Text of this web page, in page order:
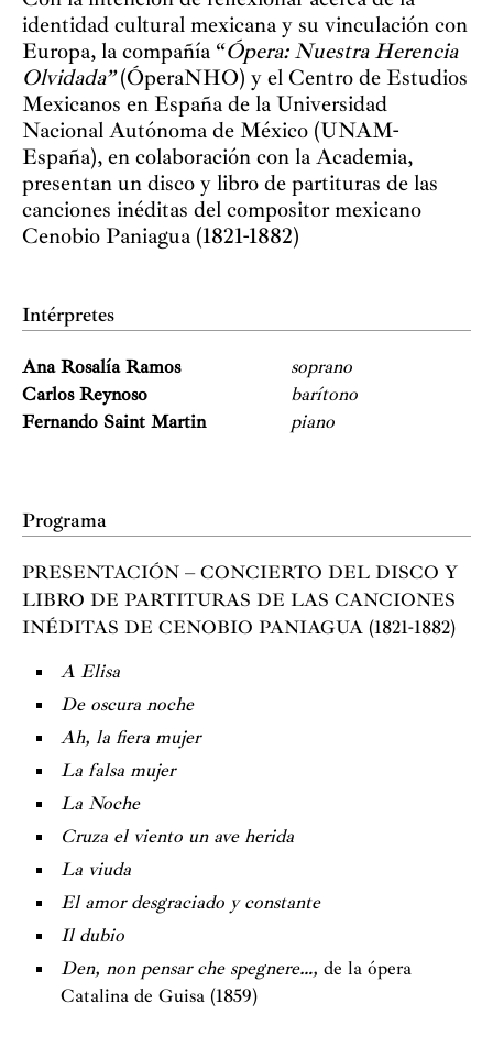
identidad cultural mexicana y su vinculación con
Europa, la compañía “Ópera: Nuestra Herencia
Olvidada”(ÓperaNHO) y el Centro de Estudios
Mexicanos en España de la Universidad
Nacional Autónoma de México (UNAM-
España), en colaboración con la Academia,
presentan un disco y libro de partituras de las
canciones inéditas del compositor mexicano
Cenobio Paniagua (1821-1882)
Intérpretes
Ana Rosalía Ramos
soprano
Carlos Reynoso
barítono
Fernando Saint Martin
piano
Programa
PRESENTACIÓN – CONCIERTO DEL DISCO Y
LIBRO DE PARTITURAS DE LAS CANCIONES
INÉDITAS DE CENOBIO PANIAGUA (1821-1882)
A Elisa
De oscura noche
Ah, la fiera mujer
La falsa mujer
La Noche
Cruza el viento un ave herida
La viuda
El amor desgraciado y constante
Il dubio
Den, non pensar che spegnere…, de la ópera
Catalina de Guisa (1859)